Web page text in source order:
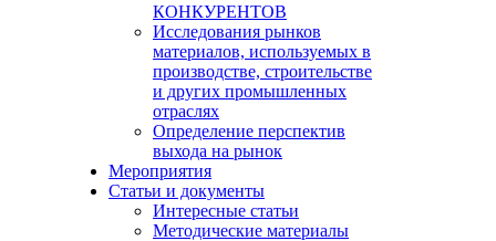
КОНКУРЕНТОВ
Исследования рынков
материалов, используемых в
производстве, строительстве
и других промышленных
отраслях
Определение перспектив
выхода на рынок
Мероприятия
Статьи и документы
Интересные статьи
Методические материалы